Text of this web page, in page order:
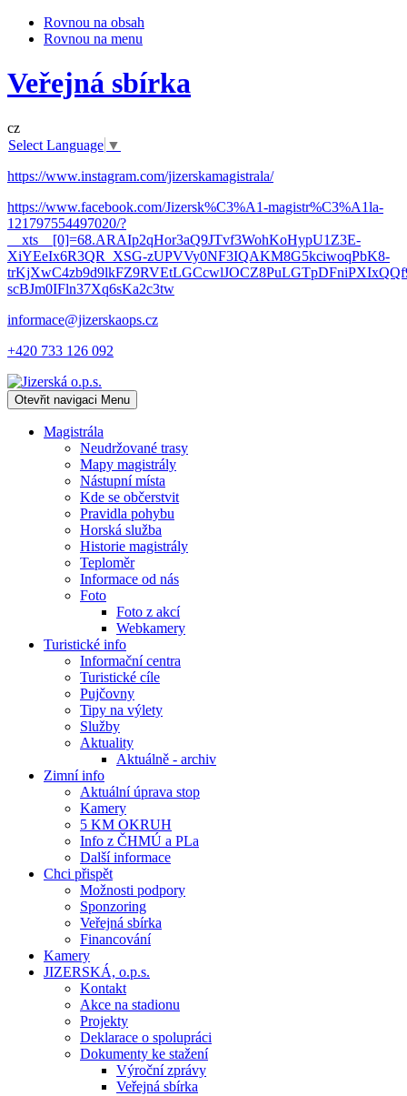
Rovnou na obsah
Rovnou na menu
Veřejná sbírka
cz
Select Language ▼
https://www.instagram.com/jizerskamagistrala/
https://www.facebook.com/Jizersk%C3%A1-magistr%C3%A1la-
121797554497020/?
__xts__[0]=68.ARAIp2qHor3aQ9JTvf3WohKoHypU1Z3E-
XiYEeIx6R3QR_XSG-zUPVVy0NF3IQAKM8G5kciwoqPbK8-
scBJm0IFln37Xq6sKa2c3tw
informace@jizerskaops.cz
+420 733 126 092
Otevřit navigaci Menu
Magistrála
Neudržované trasy
Mapy magistrály
Nástupní místa
Kde se občerstvit
Pravidla pohybu
Horská služba
Historie magistrály
Teploměr
Informace od nás
Foto
Foto z akcí
Webkamery
Turistické info
Informační centra
Turistické cíle
Pujčovny
Tipy na výlety
Služby
Aktuality
Aktuálně - archiv
Zimní info
Aktuální úprava stop
Kamery
5 KM OKRUH
Info z ČHMÚ a PLa
Další informace
Chci přispět
Možnosti podpory
Sponzoring
Veřejná sbírka
Financování
Kamery
JIZERSKÁ, o.p.s.
Kontakt
Akce na stadionu
Projekty
Deklarace o spolupráci
Dokumenty ke stažení
Výroční zprávy
Veřejná sbírka